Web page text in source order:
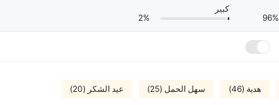
96%
كبير
2%
هدية (46) سهل الحمل (25) عيد الشكر (20)